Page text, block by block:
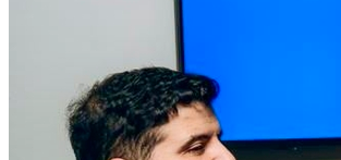
Atlético-MG